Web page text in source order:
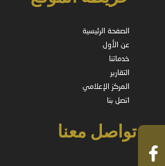
الصفحة الرئيسية
عن الأول
خدماتنا
التقارير
المركز الإعلامي
اتصل بنا
تواصل معنا